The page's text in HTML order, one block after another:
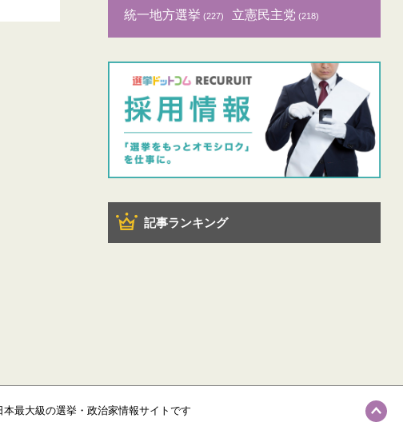
統一地方選挙 (227) 立憲民主党 (218)
記事ランキング
最大級の選挙・政治家情報サイトです